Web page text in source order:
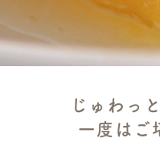
じゅわっ
一度はご